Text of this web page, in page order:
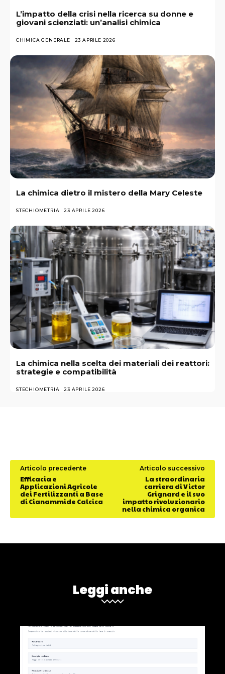
L’impatto della crisi nella ricerca su donne e
giovani scienziati: un’analisi chimica
CHIMICA GENERALE 23 APRILE 2026
La chimica dietro il mistero della Mary Celeste
STECHIOMETRIA 23 APRILE 2026
La chimica nella scelta dei materiali dei reattori:
strategie e compatibilità
STECHIOMETRIA 23 APRILE 2026
Articolo precedente
Efficacia e
Applicazioni Agricole
dei Fertilizzanti a Base
di Cianammide Calcica
Articolo successivo
La straordinaria
carriera di Victor
Grignard e il suo
impatto rivoluzionario
nella chimica organica
Leggi anche